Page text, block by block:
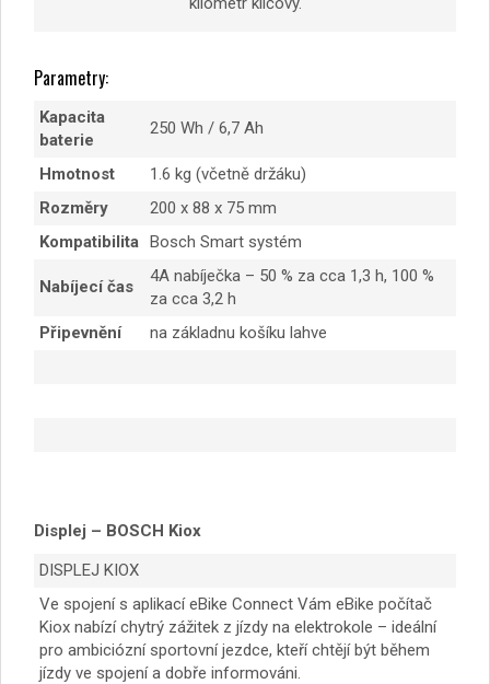
Parametry:
Kapacita
baterie
250 Wh / 6,7 Ah
Hmotnost
1.6 kg (včetně držáku)
Rozměry
200 x 88 x 75 mm
Kompatibilita Bosch Smart systém
Nabíjecí čas
4A nabíječka – 50 % za cca 1,3 h, 100 %
za cca 3,2 h
Připevnění
na základnu košíku lahve
Displej – BOSCH Kiox
DISPLEJ KIOX
Ve spojení s aplikací eBike Connect Vám eBike počítač
Kiox nabízí chytrý zážitek z jízdy na elektrokole – ideální
pro ambiciózní sportovní jezdce, kteří chtějí být během
jízdy ve spojení a dobře informováni.